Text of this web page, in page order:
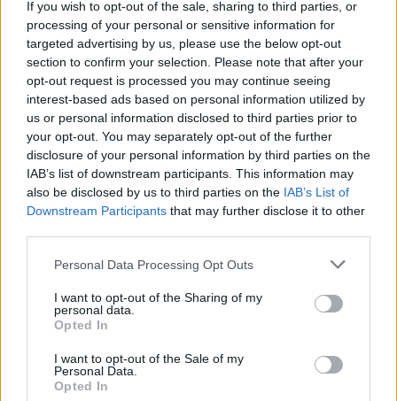
If you wish to opt-out of the sale, sharing to third parties, or
processing of your personal or sensitive information for
targeted advertising by us, please use the below opt-out
section to confirm your selection. Please note that after your
opt-out request is processed you may continue seeing
interest-based ads based on personal information utilized by
us or personal information disclosed to third parties prior to
your opt-out. You may separately opt-out of the further
disclosure of your personal information by third parties on the
IAB’s list of downstream participants. This information may
also be disclosed by us to third parties on the IAB’s List of
Downstream Participants that may further disclose it to other
Personal Data Processing Opt Outs
I want to opt-out of the Sharing of my
personal data.
Opted In
I want to opt-out of the Sale of my
Personal Data.
Opted In
50 halfaj figyelhető meg, ahogy az áramló vízben
keresi a táplálékot. Halbiológusok előnyben, de a
fajok beazonosítását a kihelyezett táblák is segítik.
Kiskörei Hallépcső megközelítése:
A Hallépcsőt a töltésen lehet csak megközelíteni.
Abádszalók irányából autóval csak gáthajtási
engedéllyel vagy ennek hiányában kerékpárral vagy
gyalogosan lehet megközelíteni, a töltéshíd után bal
oldalon található. Kisköre felől a zsilipkapun át kell